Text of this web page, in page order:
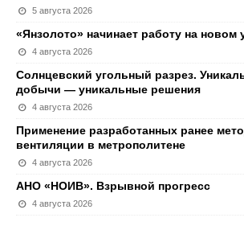
5 августа 2026
«Янзолото» начинает работу на новом
4 августа 2026
Солнцевский угольный разрез.
добычи — уникальные решения
4 августа 2026
Применение разработанных ранее
вентиляции в метрополитене
4 августа 2026
АНО «НОИВ». Взрывной прогресс
4 августа 2026